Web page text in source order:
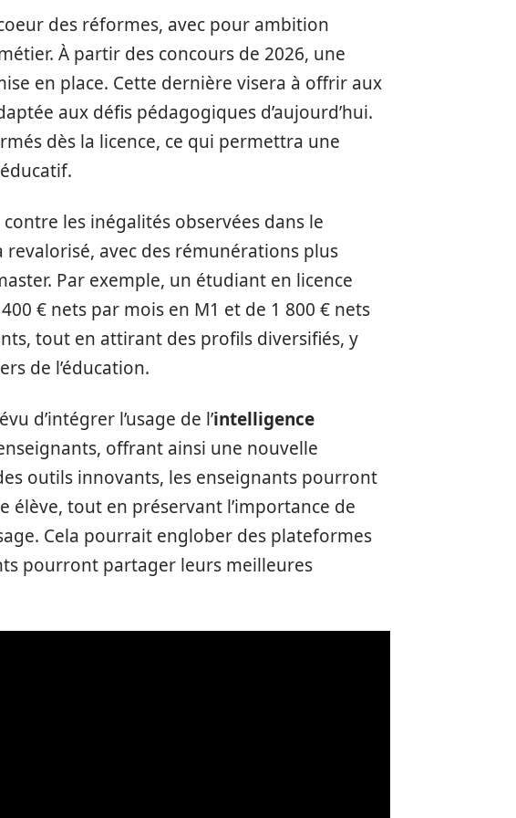
des réformes, avec pour ambition
À partir des concours de 2026, une
en place. Cette dernière visera à offrir aux
aux défis pédagogiques d’aujourd’hui.
dès la licence, ce qui permettra une
les inégalités observées dans le
avec des rémunérations plus
Par exemple, un étudiant en licence
€ nets par mois en M1 et de 1 800 € nets
tout en attirant des profils diversifiés, y
de l’éducation.
d’intégrer l’usage de l’intelligence
offrant ainsi une nouvelle
outils innovants, les enseignants pourront
élève, tout en préservant l’importance de
Cela pourrait englober des plateformes
pourront partager leurs meilleures